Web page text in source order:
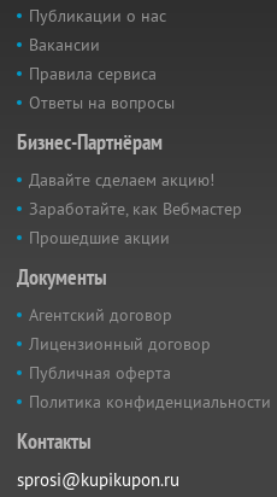
Публикации о нас
Вакансии
Правила сервиса
Ответы на вопросы
Бизнес-Партнёрам
Давайте сделаем акцию!
Заработайте, как Вебмастер
Прошедшие акции
Документы
Агентский договор
Лицензионный договор
Публичная оферта
Политика конфиденциальности
Контакты
sprosi@kupikupon.ru